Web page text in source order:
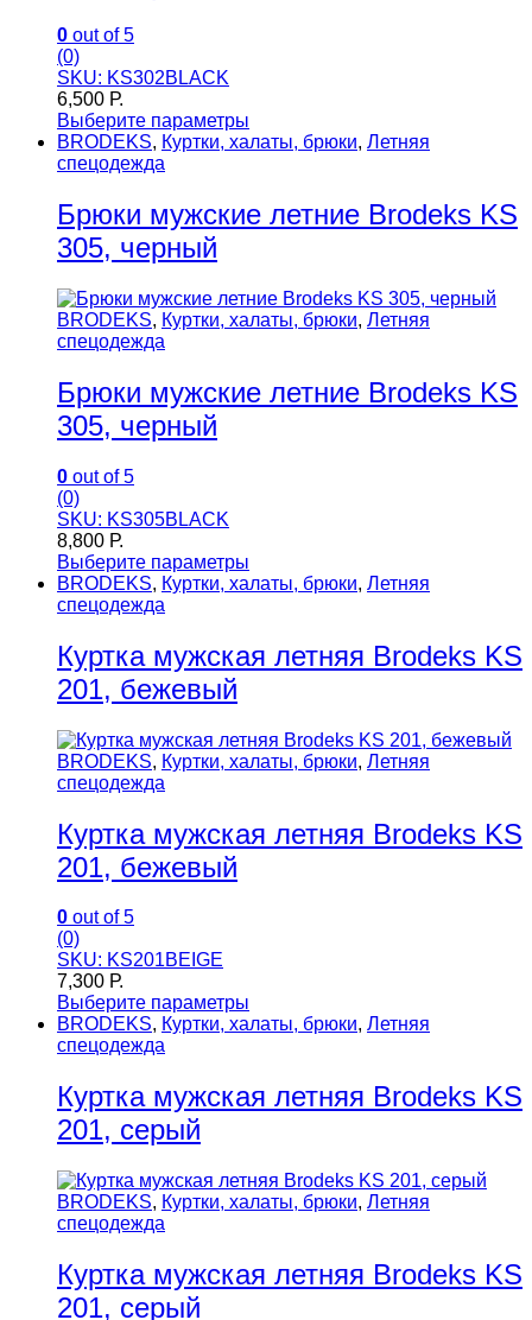
0 out of 5
(0)
SKU: KS302BLACK
6,500 Р.
Выберите параметры
BRODEKS, Куртки, халаты, брюки, Летняя
спецодежда
Брюки мужские летние Brodeks KS
305, черный
BRODEKS, Куртки, халаты, брюки, Летняя
спецодежда
Брюки мужские летние Brodeks KS
305, черный
0 out of 5
(0)
SKU: KS305BLACK
8,800 Р.
Выберите параметры
BRODEKS, Куртки, халаты, брюки, Летняя
спецодежда
Куртка мужская летняя Brodeks KS
201, бежевый
BRODEKS, Куртки, халаты, брюки, Летняя
спецодежда
Куртка мужская летняя Brodeks KS
201, бежевый
0 out of 5
(0)
SKU: KS201BEIGE
7,300 Р.
Выберите параметры
BRODEKS, Куртки, халаты, брюки, Летняя
спецодежда
Куртка мужская летняя Brodeks KS
201, серый
BRODEKS, Куртки, халаты, брюки, Летняя
спецодежда
Куртка мужская летняя Brodeks KS
201, серый